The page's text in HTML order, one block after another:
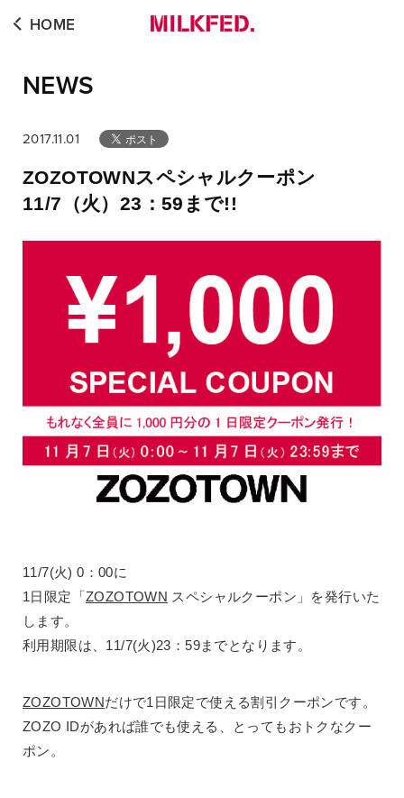
NEWS
HOME
2017.11.01
ZOZOTOWNスペシャルクーポン
11/7（火）23：59まで!!
11/7(火) 0：00に
1日限定「ZOZOTOWN スペシャルクーポン」を発行いた
します。
利用期限は、11/7(火)23：59までとなります。
ZOZOTOWNだけで1日限定で使える割引クーポンです。
ZOZO IDがあれば誰でも使える、とってもおトクなクー
ポン。